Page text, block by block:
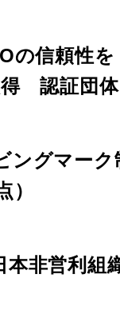
の信頼性
認証団
ングマー
）
本非営利